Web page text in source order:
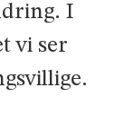
I
vi ser